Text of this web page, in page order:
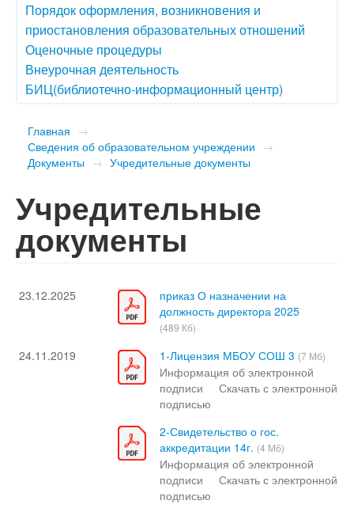
Порядок оформления, возникновения и
приостановления образовательных отношений
Оценочные процедуры
Внеурочная деятельность
БИЦ(библиотечно-информационный центр)
Главная →
Сведения об образовательном учреждении →
Документы → Учредительные документы
Учредительные
документы
23.12.2025
приказ О назначении на
должность директора 2025
(489 Кб)
24.11.2019 1-Лицензия МБОУ СОШ 3 (7 Мб)
Информация об электронной
подписи
Скачать с электронной
подписью
2-Свидетельство о гос.
аккредитации 14г. (4 Мб)
Информация об электронной
подписи
Скачать с электронной
подписью